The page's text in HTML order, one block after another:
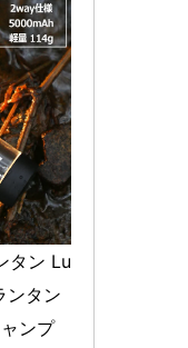
タン Lu
ンタン
ンプ